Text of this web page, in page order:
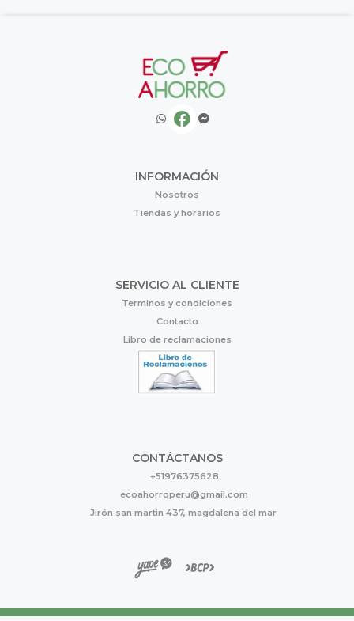
INFORMACIÓN
Nosotros
Tiendas y horarios
SERVICIO AL CLIENTE
Terminos y condiciones
Contacto
Libro de reclamaciones
CONTÁCTANOS
+51976375628
ecoahorroperu@gmail.com
Jirón san martin 437, magdalena del mar